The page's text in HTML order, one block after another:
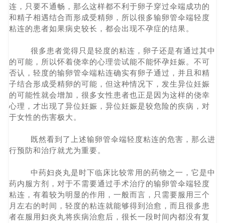
连，只要不通畅，那么这样都不利于卵子穿过伞端成功的
和精子相遇结合而形成受精卵，所以很多输卵管伞端轻度
粘连的患者如果病史较长，都会出现不孕症的结果。
很多患者觉得只是轻度的粘连，卵子还是有通过其中
的可能，所以怀着侥幸的心理尝试能不能怀孕妊娠。不可
否认，轻度的输卵管伞端粘连确实有卵子通过，并且和精
子结合形成受精卵的可能，但这种情况下，发生异位妊娠
的可能性就会增加，很多女性患者也正是因为这样的侥幸
心理，才出现了异位妊娠，异位妊娠是较危险的疾病，对
于女性的伤害极大。
既然看到了上述输卵管伞端轻度粘连的危害，那么进
行预防和治疗就尤为重要。
中药妇炎丸是时下临床比较常用的药物之一，它是中
药内服方剂，对于不需要通过手术治疗的输卵管伞端轻度
粘连，有着较为明显的作用，一般而言，只需要服用三个
月左右的时间，轻度的粘连就能够得到治愈，而且很多患
者在服用妇炎丸将疾病治愈后，很长一段时间内都没有复